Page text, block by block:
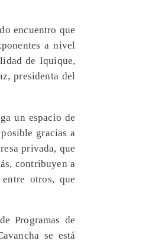
encuentro que
a nivel
de Iquique,
presidenta del
un espacio de
gracias a
privada, que
contribuyen a
otros, que
Programas de
se está